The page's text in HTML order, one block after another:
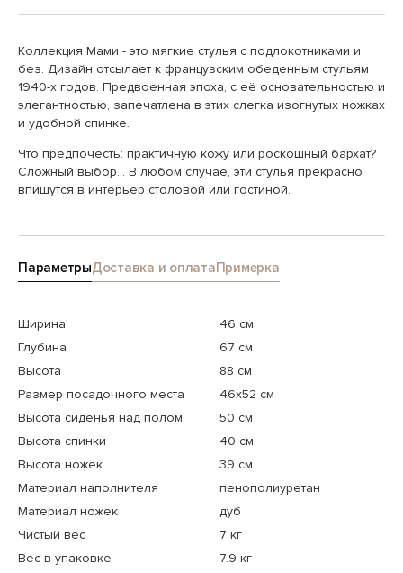
Коллекция Мами - это мягкие стулья с подлокотниками и
без. Дизайн отсылает к французским обеденным стульям
1940-х годов. Предвоенная эпоха, с её основательностью и
элегантностью, запечатлена в этих слегка изогнутых ножках
и удобной спинке.
Что предпочесть: практичную кожу или роскошный бархат?
Сложный выбор… В любом случае, эти стулья прекрасно
впишутся в интерьер столовой или гостиной.
ПараметрыДоставка и оплатаПримерка
Ширина
46 см
Глубина
67 см
Высота
88 см
Размер посадочного места
46x52 см
Высота сиденья над полом
50 см
Высота спинки
40 см
Высота ножек
39 см
Материал наполнителя
пенополиуретан
Материал ножек
дуб
Чистый вес
7 кг
Вес в упаковке
7.9 кг